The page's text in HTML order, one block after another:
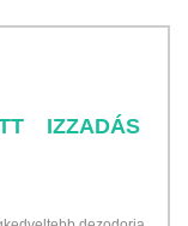
IZZADÁS